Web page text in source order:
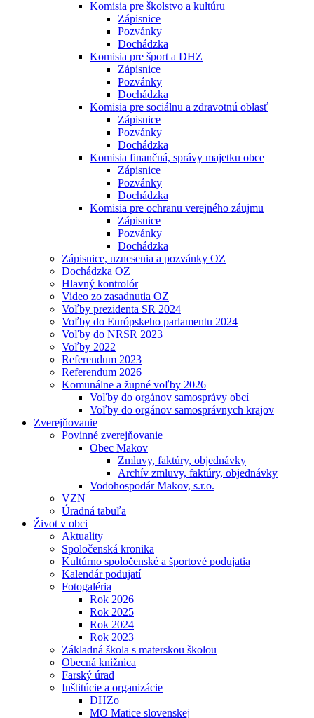
Komisia pre školstvo a kultúru
Zápisnice
Pozvánky
Dochádzka
Komisia pre šport a DHZ
Zápisnice
Pozvánky
Dochádzka
Komisia pre sociálnu a zdravotnú oblasť
Zápisnice
Pozvánky
Dochádzka
Komisia finančná, správy majetku obce
Zápisnice
Pozvánky
Dochádzka
Komisia pre ochranu verejného záujmu
Zápisnice
Pozvánky
Dochádzka
Zápisnice, uznesenia a pozvánky OZ
Dochádzka OZ
Hlavný kontrolór
Video zo zasadnutia OZ
Voľby prezidenta SR 2024
Voľby do Európskeho parlamentu 2024
Voľby do NRSR 2023
Voľby 2022
Referendum 2023
Referendum 2026
Komunálne a župné voľby 2026
Voľby do orgánov samosprávy obcí
Voľby do orgánov samosprávnych krajov
Zverejňovanie
Povinné zverejňovanie
Obec Makov
Zmluvy, faktúry, objednávky
Archív zmluvy, faktúry, objednávky
Vodohospodár Makov, s.r.o.
VZN
Úradná tabuľa
Život v obci
Aktuality
Spoločenská kronika
Kultúrno spoločenské a športové podujatia
Kalendár podujatí
Fotogaléria
Rok 2026
Rok 2025
Rok 2024
Rok 2023
Základná škola s materskou školou
Obecná knižnica
Farský úrad
Inštitúcie a organizácie
DHZo
MO Matice slovenskej